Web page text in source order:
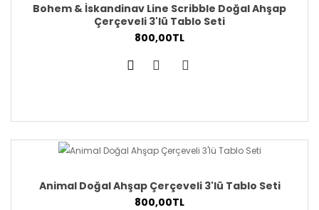
Bohem & İskandinav Line Scribble Doğal Ahşap
Çerçeveli 3'lü Tablo Seti
800,00TL
Animal Doğal Ahşap Çerçeveli 3'lü Tablo Seti
800,00TL